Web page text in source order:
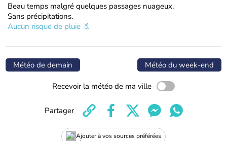
Beau temps malgré quelques passages nuageux.
Sans précipitations.
Aucun risque de pluie
Météo de demain Météo du week-end
Recevoir la météo de ma ville
Ajouter à vos sources préférées
Partager